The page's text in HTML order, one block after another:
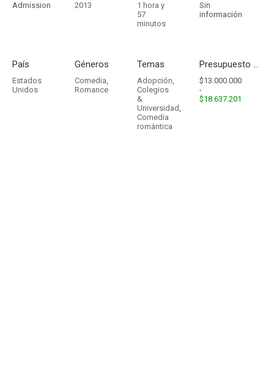
Admission 2013
1 hora y
57
minutos
Sin
información
País
Estados
Unidos
Géneros
Comedia,
Romance
Temas
Adopción,
Colegios
&
Universidad,
Comedia
romántica
Presupuesto - Ingresos
$13.000.000
-
$18.637.201